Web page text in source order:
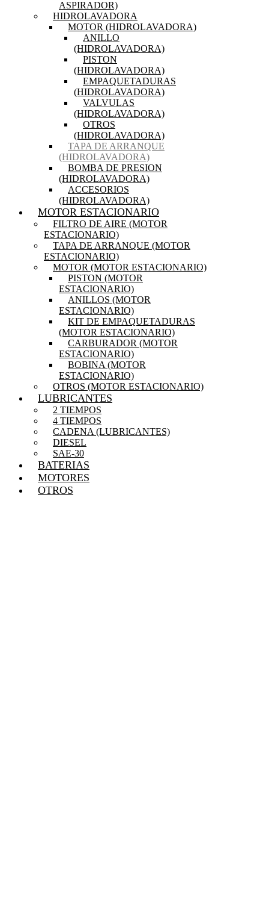
ASPIRADOR)
HIDROLAVADORA
MOTOR (HIDROLAVADORA)
ANILLO
(HIDROLAVADORA)
PISTON
(HIDROLAVADORA)
EMPAQUETADURAS
(HIDROLAVADORA)
VALVULAS
(HIDROLAVADORA)
OTROS
(HIDROLAVADORA)
TAPA DE ARRANQUE
(HIDROLAVADORA)
BOMBA DE PRESION
(HIDROLAVADORA)
ACCESORIOS
(HIDROLAVADORA)
MOTOR ESTACIONARIO
FILTRO DE AIRE (MOTOR
ESTACIONARIO)
TAPA DE ARRANQUE (MOTOR
ESTACIONARIO)
MOTOR (MOTOR ESTACIONARIO)
PISTON (MOTOR
ESTACIONARIO)
ANILLOS (MOTOR
ESTACIONARIO)
KIT DE EMPAQUETADURAS
(MOTOR ESTACIONARIO)
CARBURADOR (MOTOR
ESTACIONARIO)
BOBINA (MOTOR
ESTACIONARIO)
OTROS (MOTOR ESTACIONARIO)
LUBRICANTES
2 TIEMPOS
4 TIEMPOS
CADENA (LUBRICANTES)
DIESEL
SAE-30
BATERIAS
MOTORES
OTROS